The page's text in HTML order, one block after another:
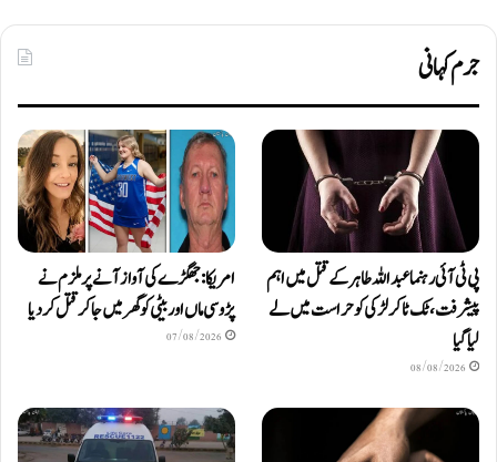
جرم کہانی
پی ٹی آئی رہنما عبداللہ طاہر کے قتل میں اہم
پیشرفت، ٹک ٹاکر لڑکی کو حراست میں لے
لیا گیا
08/08/2026
امریکا: جھگڑے کی آواز آنے پر ملزم نے
پڑوسی ماں اور بیٹی کو گھر میں جا کر قتل کر دیا
07/08/2026